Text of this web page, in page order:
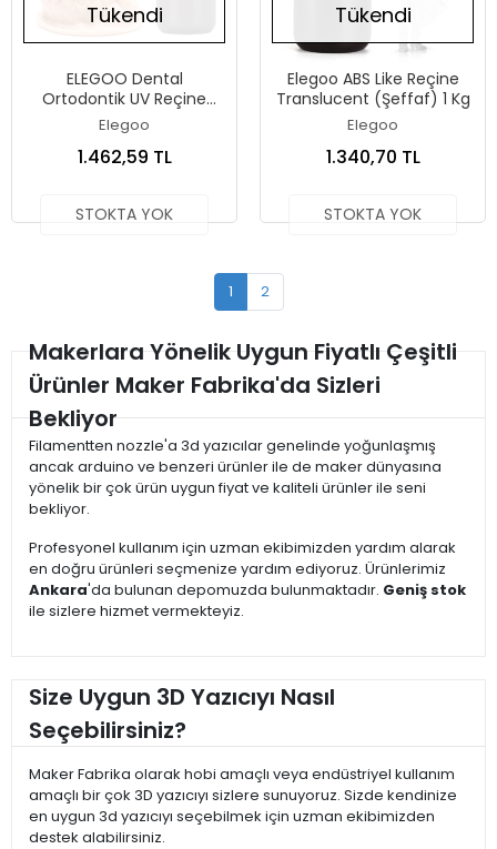
Tükendi
ELEGOO Dental
Ortodontik UV Reçine
Turuncu 0.5 Kg
Elegoo
1.462,59 TL
STOKTA YOK
Tükendi
Elegoo ABS Like Reçine
Translucent (Şeffaf) 1 Kg
Elegoo
1.340,70 TL
STOKTA YOK
1 2
Makerlara Yönelik Uygun Fiyatlı Çeşitli
Ürünler Maker Fabrika'da Sizleri
Bekliyor
Filamentten nozzle'a 3d yazıcılar genelinde yoğunlaşmış
ancak arduino ve benzeri ürünler ile de maker dünyasına
yönelik bir çok ürün uygun fiyat ve kaliteli ürünler ile seni
bekliyor.
Profesyonel kullanım için uzman ekibimizden yardım alarak
en doğru ürünleri seçmenize yardım ediyoruz. Ürünlerimiz
Ankara'da bulunan depomuzda bulunmaktadır. Geniş stok
ile sizlere hizmet vermekteyiz.
Size Uygun 3D Yazıcıyı Nasıl
Seçebilirsiniz?
Maker Fabrika olarak hobi amaçlı veya endüstriyel kullanım
amaçlı bir çok 3D yazıcıyı sizlere sunuyoruz. Sizde kendinize
en uygun 3d yazıcıyı seçebilmek için uzman ekibimizden
destek alabilirsiniz.